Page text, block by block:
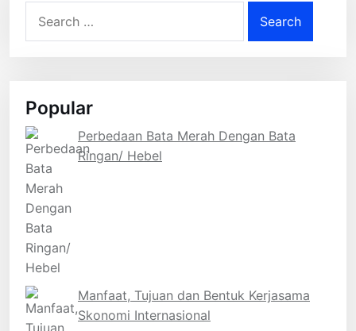
for:
Popular
Perbedaan Bata Merah Dengan Bata
Ringan/ Hebel
Manfaat, Tujuan dan Bentuk Kerjasama
Skonomi Internasional